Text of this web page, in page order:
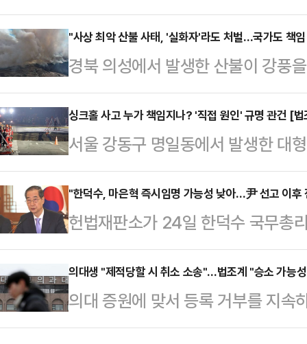
연속 네 차례 불출석했다. 재판부는
국회의원인 이 대표가 가진 '불체포
한지 검토해 보겠다고 밝혔다. 그러
인 절차 등을 진행하는 건 실질적
계에 따르면 이 대표는 이날 서울
심리로 열린 화천대유자산관리 대
사 기획본부장 등 대장동 민…
"사상 최악 산불 사태, '실화자'라도 처벌…국가도 책
경북 의성에서 발생한 산불이 강풍
로 확대되면서 피해가 늘고 있는 가
로 인한 불)가 원인인 것으로 추정
우 3년 이하 징역 또는 3000만원
을 낸 경우 최대 7년 이상 15년 이
문가들은 또한, 산불로 발생한 손해
국가 또한 관리 부실 등에 따른 책
중앙…
싱크홀 사고 누가 책임지나? '직접 원인' 규명 관건 [
서울 강동구 명일동에서 발생한 대
바이 운전자가 숨지는 안타까운 일
스 영상이 알려지며 언제 어디서 땅
피해 당사자가 될 수 있단 우려가
내사에 착수한 가운데 땅꺼짐 사고
고 있다. 법조계는 통상 싱크홀 사
인'을 규명하는 것이 중요한 부분
근 발생한 강동…
"한덕수, 마은혁 즉시임명 가능성 낮아…尹 선고 이
헌법재판소가 24일 한덕수 국무총
헌재는 국회에서 선출된 헌법재판
위헌이라고 판단하면서도 파면을
조계에선 법적으로 한 총리에게 헌
수 없는 만큼 마은혁 후보자가 바로
의대생 "제적당할 시 취소 소송"…법조계 "승소 가능
의대 증원에 맞서 등록 거부를 지속
도 불사하겠단 방침이나 법조계는